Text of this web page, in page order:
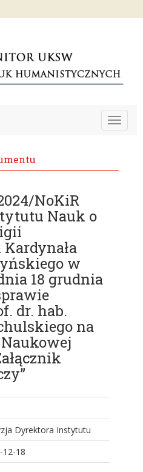
Toggle
NoKiR
Nauk o
w
18 grudnia
dr. hab.
na
Dyrektora Instytutu
12-18